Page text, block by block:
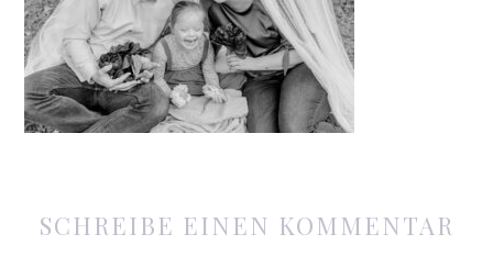
SCHREIBE EINEN KOMMENTAR